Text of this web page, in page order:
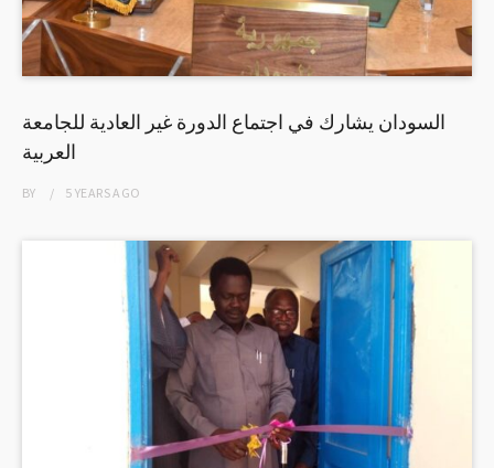
السودان يشارك في اجتماع الدورة غير العادية للجامعة
العربية
BY 5 YEARSAGO